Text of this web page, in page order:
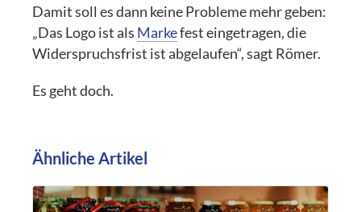
Damit soll es dann keine Probleme mehr geben:
„Das Logo ist als Markefest eingetragen, die
Widerspruchsfrist ist abgelaufen“, sagt Römer.
Es geht doch.
Ähnliche Artikel